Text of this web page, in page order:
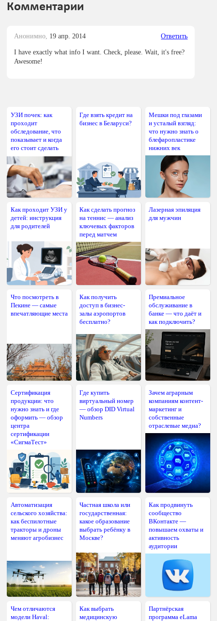
Комментарии
Анонимно, 19 апр. 2014 Ответить
I have exactly what info I want. Check, please. Wait, it's free?
Awesome!
УЗИ почек: как
проходит
обследование, что
показывает и когда
его стоит сделать
Где взять кредит на
бизнес в Беларуси?
Мешки под глазами
и усталый взгляд:
что нужно знать о
блефаропластике
нижних век
Как проходит УЗИ у
детей: инструкция
для родителей
Как сделать прогноз
на теннис — анализ
ключевых факторов
перед матчем
Лазерная эпиляция
для мужчин
Что посмотреть в
Пекине — самые
впечатляющие места
Как получить
доступ в бизнес-
залы аэропортов
бесплатно?
Премиальное
обслуживание в
банке — что даёт и
как подключить?
Сертификация
продукции: что
нужно знать и где
оформить — обзор
центра
сертификации
«СигмаТест»
Где купить
виртуальный номер
— обзор DID Virtual
Numbers
Зачем аграрным
компаниям контент-
маркетинг и
собственные
отраслевые медиа?
Автоматизация
сельского хозяйства:
как беспилотные
тракторы и дроны
меняют агробизнес
Частная школа или
государственная:
какое образование
выбрать ребёнку в
Москве?
Как продвинуть
сообщество
ВКонтакте —
повышаем охваты и
активность
аудитории
Чем отличаются
модели Haval:
Как выбрать
медицинскую
Партнёрская
программа eLama